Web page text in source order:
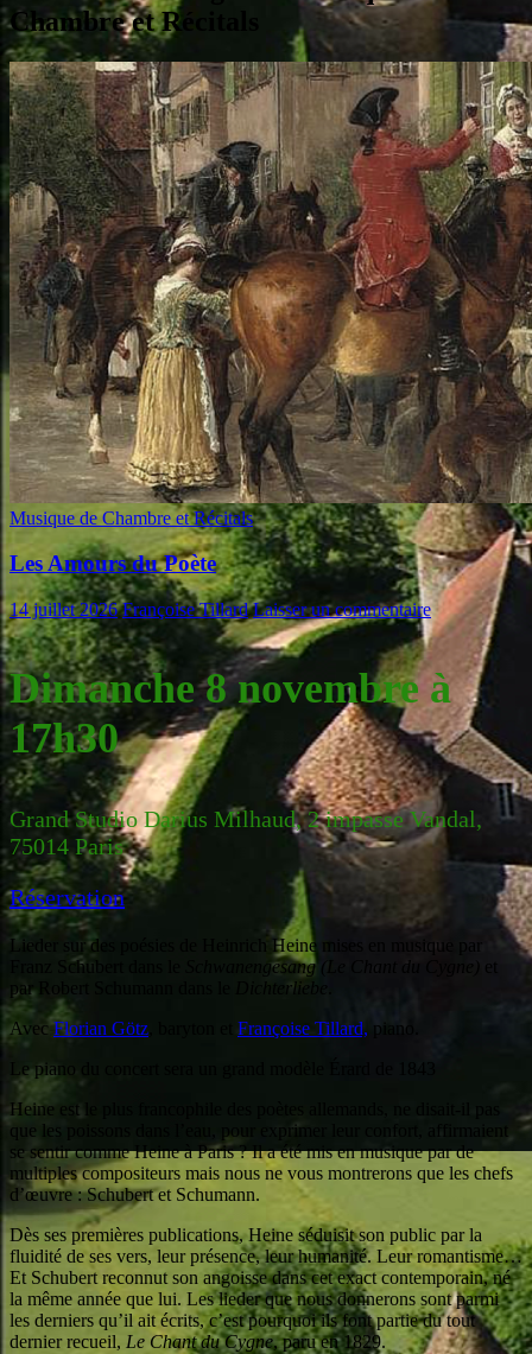
Chambre et Récitals
Musique de Chambre et Récitals
Les Amours du Poète
14 juillet 2026 Françoise Tillard Laisser un commentaire
Dimanche 8 novembre à
17h30
Grand Studio Darius Milhaud, 2 impasse Vandal,
75014 Paris
Réservation
Lieder sur des poésies de Heinrich Heine mises en musique par
Franz Schubert dans le
Schwanengesang (Le Chant du Cygne)
par Robert Schumann dans le
Dichterliebe
AvecFlorian Götz Françoise Tillard, piano.
Le piano du concert sera un grand modèle Érard de 1843
Heine est le plus francophile des poètes allemands, ne disait-il pas
que les poissons dans l’eau, pour exprimer leur confort, affirmaient
se sentir comme Heine à Paris ? Il a été mis en musique par de
multiples compositeurs mais nous ne vous montrerons que les chefs
d’œuvre : Schubert et Schumann.
Dès ses premières publications, Heine séduisit son public par la
fluidité de ses vers, leur présence, leur humanité. Leur romantisme…
Et Schubert reconnut son angoisse dans cet exact contemporain, né
la même année que lui. Les lieder que nous donnerons sont parmi
les derniers qu’il ait écrits, c’est pourquoi ils font partie du tout
dernier recueil, Le Chant du Cygne, paru en 1829.